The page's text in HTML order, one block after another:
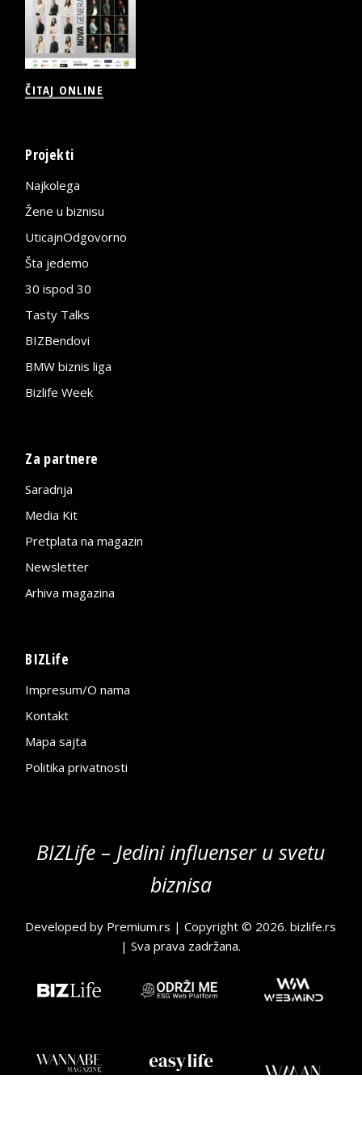
ČITAJ ONLINE
Projekti
Najkolega
Žene u biznisu
UticajnOdgovorno
Šta jedemo
30 ispod 30
Tasty Talks
BIZBendovi
BMW biznis liga
Bizlife Week
Za partnere
Saradnja
Media Kit
Pretplata na magazin
Newsletter
Arhiva magazina
BIZLife
Impresum/O nama
Kontakt
Mapa sajta
Politika privatnosti
BIZLife – Jedini influenser u svetu
biznisa
Developed by Premium.rs | Copyright © 2026.bizlife.rs
| Sva prava zadržana.